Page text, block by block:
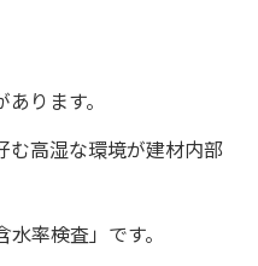
ります。
む高湿な環境が建材内部
率検査」です。